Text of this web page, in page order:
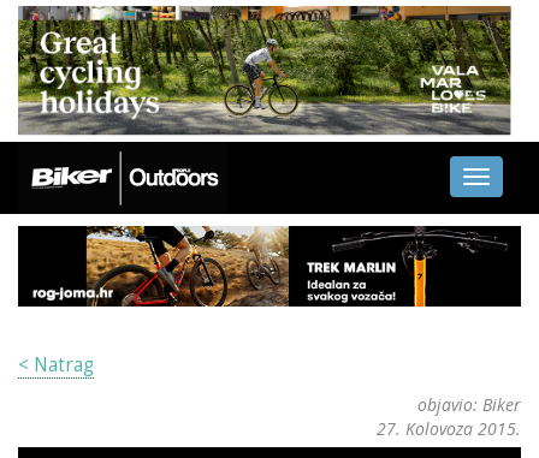
Toggle
< Natrag
objavio: Biker
27. Kolovoza 2015.